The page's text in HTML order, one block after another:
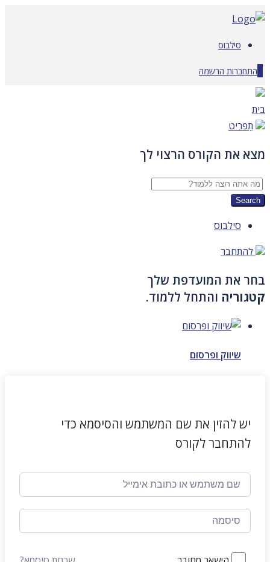
דלג
לתוכן
סילבוס
התחברות הרשמה
בית
תַפרִיט
מצא את הקורס הרצוי לך
סילבוס
להתחבר
בחר את המועדפת שלך
קטגוריה והתחל ללמוד.
שיווק ופרסום
יש להזין את שם המשתמש והסיסמא כדי
להתחבר לקורס